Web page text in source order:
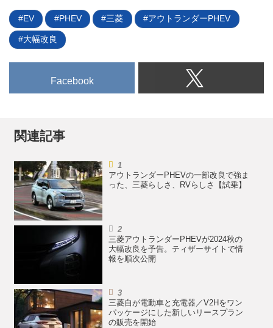
はSDVの開発ではなく、SDV“プ
のように車両（SDV）を共同開発
するわけではない。ならば何を共
同で研究開発するのだろうか、そ
EV PHEV 三菱 アウトランダーPHEV
大幅改良
Facebook
関連記事
アウトランダーPHEVの一部改良で強ま
った、三菱らしさ、RVらしさ【試乗】
三菱アウトランダーPHEVが2024秋の
大幅改良を予告。ティザーサイトで情
報を順次公開
三菱自が電動車と充電器／V2Hをワン
パッケージにした新しいリースプラン
の販売を開始